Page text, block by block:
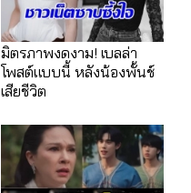
มิตรภาพงดงาม! เบลล่า
โพสต์แบบนี้ หลังน้องพั้นช์
เสียชีวิต